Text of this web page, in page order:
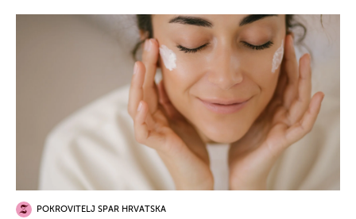
POKROVITELJ SPAR HRVATSKA